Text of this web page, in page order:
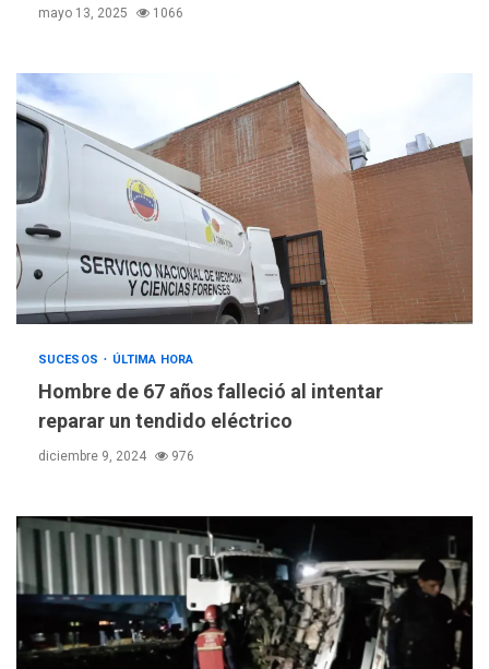
mayo 13, 2025 1066
SUCESOS ÚLTIMA HORA
Hombre de 67 años falleció al intentar
reparar un tendido eléctrico
diciembre 9, 2024 976